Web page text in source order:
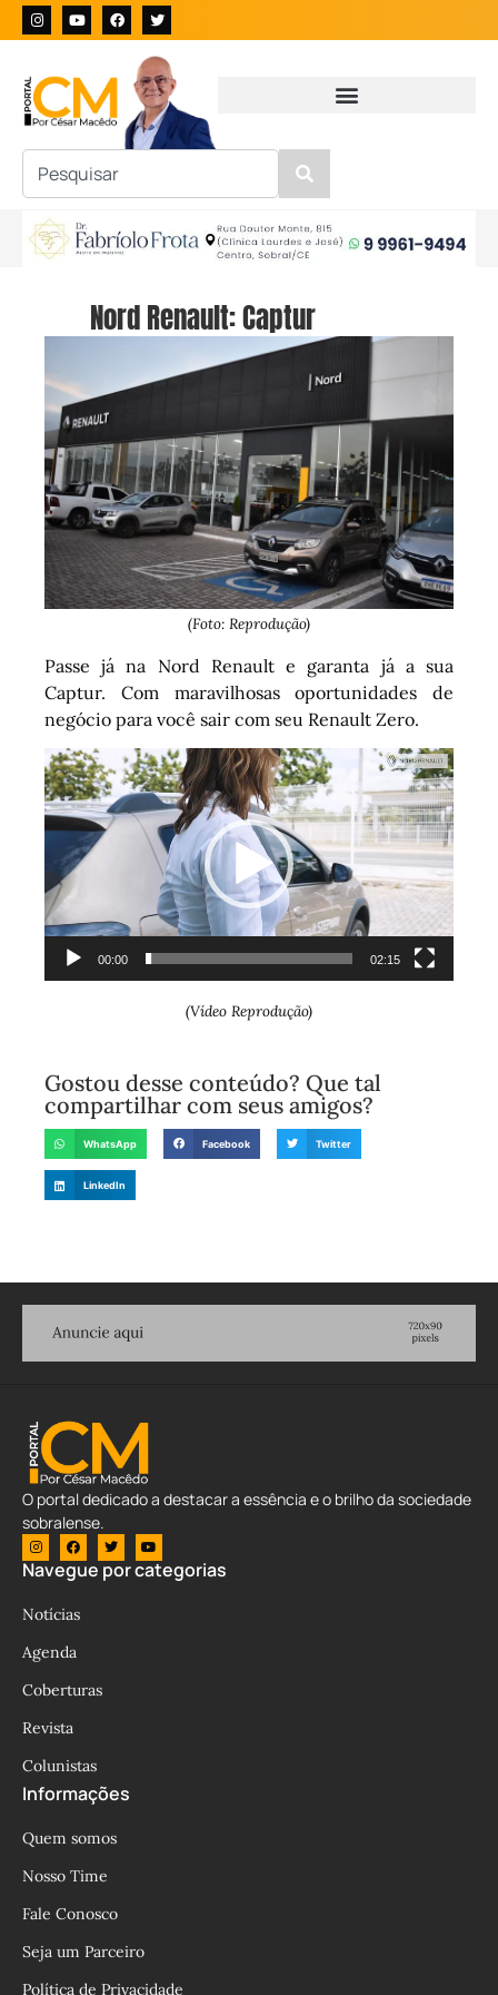
Nord Renault: Captur
(Foto: Reprodução)
Passe já na Nord Renault e garanta já a sua
Captur. Com maravilhosas oportunidades de
negócio para você sair com seu Renault Zero.
Tocador
de
vídeo
00:00 02:15
(Vídeo Reprodução)
Gostou desse conteúdo? Que tal
compartilhar com seus amigos?
WhatsApp Facebook Twitter
LinkedIn
O portal dedicado a destacar a essência e o brilho da sociedade
sobralense.
Navegue por categorias
Notícias
Agenda
Coberturas
Revista
Colunistas
Informações
Quem somos
Nosso Time
Fale Conosco
Seja um Parceiro
Política de Privacidade